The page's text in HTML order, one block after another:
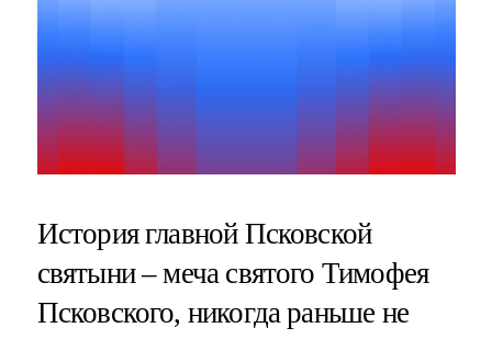
История главной Псковской
святыни – меча святого Тимофея
Псковского, никогда раньше не